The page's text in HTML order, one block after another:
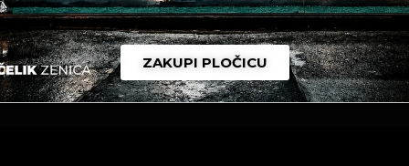
ZAKUPI PLOČICU